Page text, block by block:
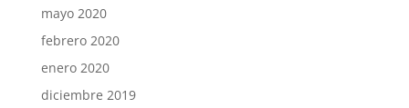
mayo 2020
febrero 2020
enero 2020
diciembre 2019